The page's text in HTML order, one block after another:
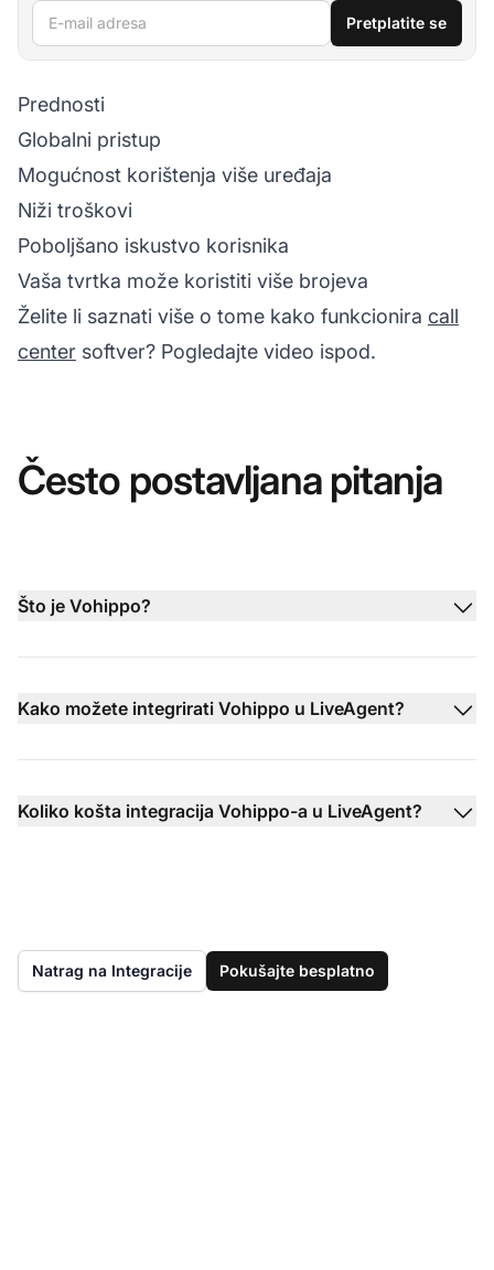
E-mail adresa Pretplatite se
Prednosti
Globalni pristup
Mogućnost korištenja više uređaja
Niži troškovi
Poboljšano iskustvo korisnika
Vaša tvrtka može koristiti više brojeva
Želite li saznati više o tome kako funkcionira call
center softver? Pogledajte video ispod.
Često postavljana pitanja
Što je Vohippo?
Kako možete integrirati Vohippo u LiveAgent?
Koliko košta integracija Vohippo-a u LiveAgent?
Natrag na Integracije Pokušajte besplatno